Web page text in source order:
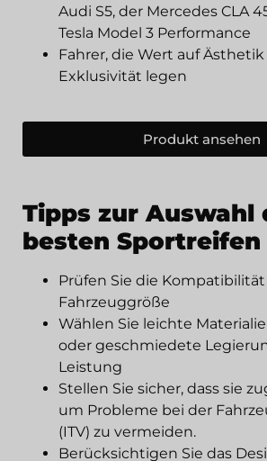
Audi S5, der Mercedes CLA
Tesla Model 3 Performance
Fahrer, die Wert auf
Exklusivität legen
Produkt ansehen
Tipps zur Auswahl
besten Sportreifen
Prüfen Sie die
Fahrzeuggröße
Wählen Sie leichte
oder geschmiedete
Leistung
Stellen Sie sicher, dass sie
um Probleme bei der
(ITV) zu vermeiden.
Berücksichtigen Sie das